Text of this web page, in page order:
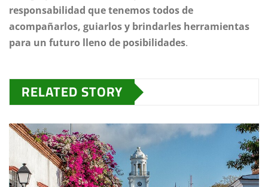
responsabilidad que tenemos todos de
acompañarlos, guiarlos y brindarles herramientas
para un futuro lleno de posibilidades.
RELATED STORY